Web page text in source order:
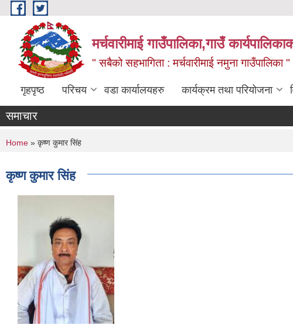
Skip to main content
मर्चवारीमाई गाउँपालिका,गाउँ
" सबैको सहभागिता : मर्चवारीमाई नमुना गाउँपालिका "
गृहपृष्ठ परिचय वडा कार्यालयहरु कार्यक्रम तथा परियोजना
समाचार
You are here
Home » कृष्ण कुमार सिंह
कृष्ण कुमार सिंह